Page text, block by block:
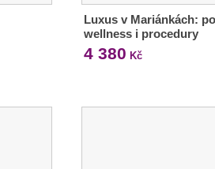
Luxus v Mariánkách:
wellness i procedury
4 380 Kč